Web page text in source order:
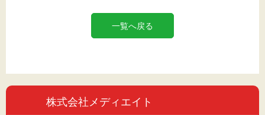
株式会社メディエイト
一覧へ戻る